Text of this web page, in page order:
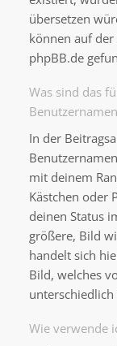
übersetzen
können auf
phpBB.de
Was sind das
In der
mit deinem
Kästchen oder
deinen Status
größere, Bild
handelt sich
Bild, welches
unterschiedlich
Wie verwende